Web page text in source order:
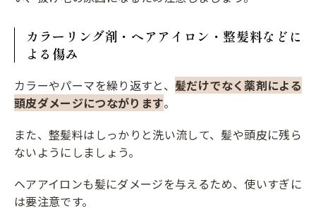
カラーリング剤・ヘアアイロン・整髪料などに
よる傷み
カラーやパーマを繰り返すと、髪だけでなく薬剤による
頭皮ダメージにつながります。
また、整髪料はしっかりと洗い流して、髪や頭皮に残ら
ないようにしましょう。
ヘアアイロンも髪にダメージを与えるため、使いすぎに
は要注意です。